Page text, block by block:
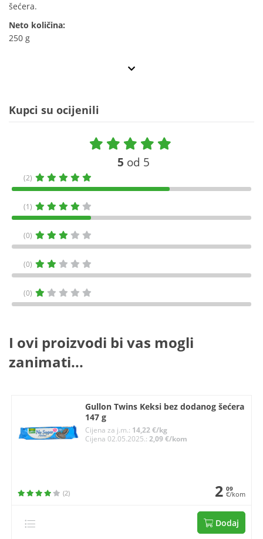
šećera.
Neto količina:
250 g
Kupci su ocijenili
5 od 5
(2)
(1)
(0)
(0)
(0)
I ovi proizvodi bi vas mogli
zanimati...
Gullon Twins Keksi bez dodanog šećera
147 g
Cijena za j.m.: 14,22 €/kg
Cijena 02.05.2025.:2,09 €/kom
(2) 2 09
€/kom
Dodaj